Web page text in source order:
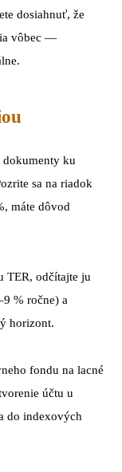
dosiahnuť, že
vôbec —
ku
sa na riadok
máte dôvod
TER, odčítajte ju
% ročne) a
horizont.
fondu na lacné
účtu u
do indexových